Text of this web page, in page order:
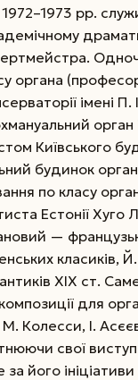
рр.
органа
імені П.
орган
Київського
будинок
по класу
Естонії Хуго
—
класиків,
ХІХ ст.
для
М. Колесси, І.
свої
його